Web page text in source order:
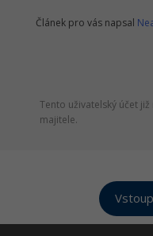
Článek pro vás napsal
Tento uživatelský účet
majitele.